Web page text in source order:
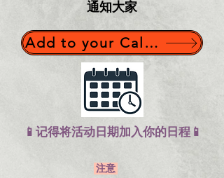
通知大家
Add to your Calendar
📱记得将活动日期加入你的日程📱
注意